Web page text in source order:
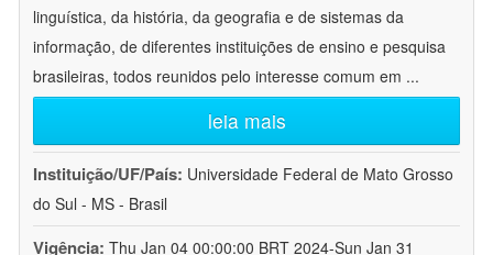
linguística, da história, da geografia e de sistemas da
informação, de diferentes instituições de ensino e pesquisa
brasileiras, todos reunidos pelo interesse comum em ...
leia mais
Instituição/UF/País: Universidade Federal de Mato Grosso
do Sul - MS - Brasil
Vigência: Thu Jan 04 00:00:00 BRT 2024-Sun Jan 31